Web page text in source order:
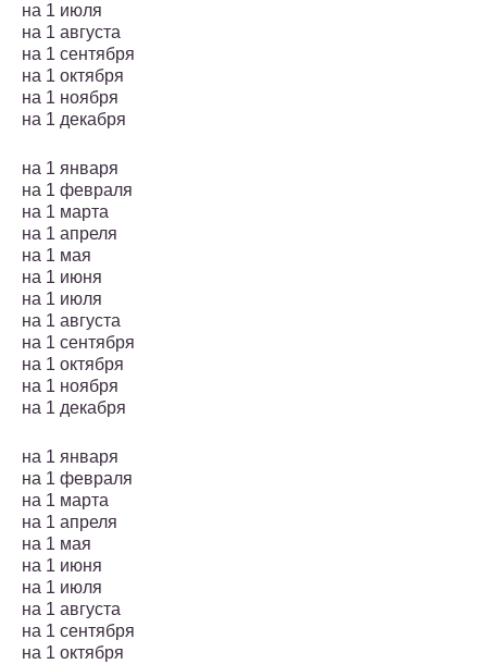
на 1 июля
на 1 августа
на 1 сентября
на 1 октября
на 1 ноября
на 1 декабря
на 1 января
на 1 февраля
на 1 марта
на 1 апреля
на 1 мая
на 1 июня
на 1 июля
на 1 августа
на 1 сентября
на 1 октября
на 1 ноября
на 1 декабря
на 1 января
на 1 февраля
на 1 марта
на 1 апреля
на 1 мая
на 1 июня
на 1 июля
на 1 августа
на 1 сентября
на 1 октября